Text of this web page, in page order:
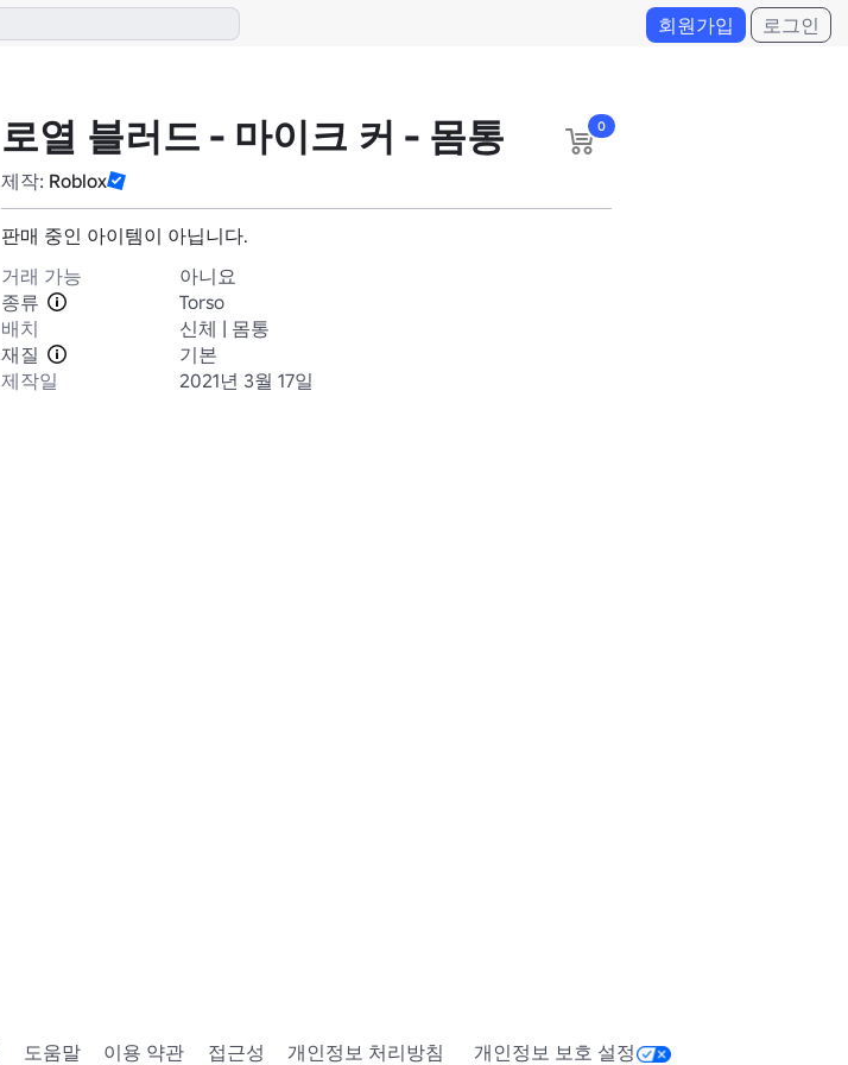
회원가입 로그인
로열 블러드 - 마이크 커 - 몸통
제작: Roblox
0
판매 중인 아이템이 아닙니다.
거래 가능
아니요
종류
Torso
배치
신체 | 몸통
재질
기본
제작일
2021년 3월 17일
도움말 이용 약관 접근성 개인정보 처리방침 개인정보 보호 설정